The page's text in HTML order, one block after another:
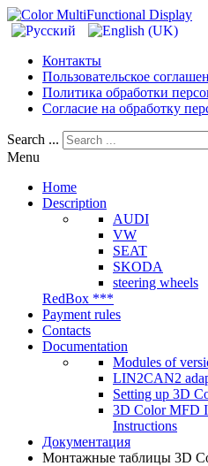
Контакты
Пользовательское
Политика обработки
Согласие на обработку
Search ...
Menu
Home
Description
AUDI
VW
SEAT
SKODA
steering wheels
RedBox ***
Payment rules
Contacts
Documentation
Modules of
LIN2CAN2
Setting up 3D
3D Color MFD
Instructions
Документация
Монтажные таблицы 3D